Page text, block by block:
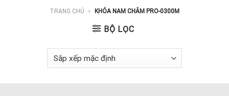
TRANG CHỦ » KHÓA NAM CHÂM PRO-0300M
BỘ LỌC